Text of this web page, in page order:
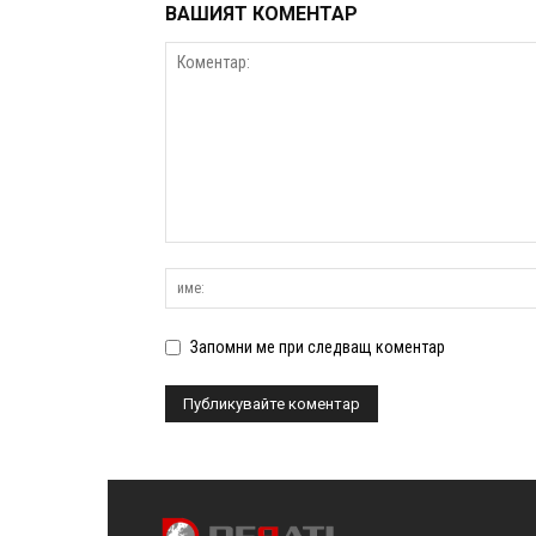
ВАШИЯТ КОМЕНТАР
Запомни ме при следващ коментар